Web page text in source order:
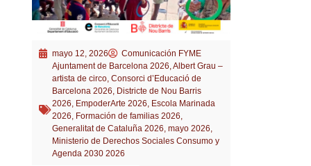
mayo 12, 2026
Comunicación FYME
Ajuntament de Barcelona 2026,Albert Grau –
artista de circo, Consorci d’Educació de
Barcelona 2026, Districte de Nou Barris
2026, EmpoderArte 2026, Escola Marinada
2026, Formación de familias 2026,
Generalitat de Cataluña 2026, mayo 2026,
Ministerio de Derechos Sociales Consumo y
Agenda 2030 2026